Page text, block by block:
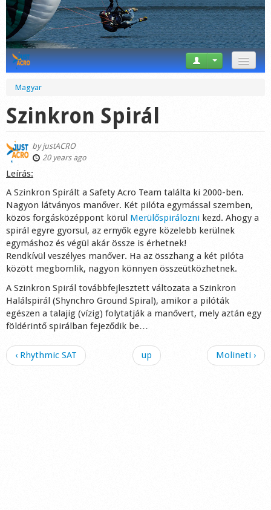
Tricks
Forum
Calendar
Gear
Market
Shop
Magyar
Szinkron Spirál
byjustACRO
20 years ago
Leírás:
A Szinkron Spirált a Safety Acro Team találta ki 2000-ben.
Nagyon látványos manőver. Két pilóta egymással szemben,
közös forgásközéppont körül Merülőspirálozni kezd. Ahogy a
spirál egyre gyorsul, az ernyők egyre közelebb kerülnek
egymáshoz és végül akár össze is érhetnek!
Rendkívül veszélyes manőver. Ha az összhang a két pilóta
között megbomlik, nagyon könnyen összeütközhetnek.
A Szinkron Spirál továbbfejlesztett változata a Szinkron
Halálspirál (Shynchro Ground Spiral), amikor a pilóták
egészen a talajig (vízig) folytatják a manővert, mely aztán egy
földérintő spirálban fejeződik be…
‹ Rhythmic SAT up Molineti ›